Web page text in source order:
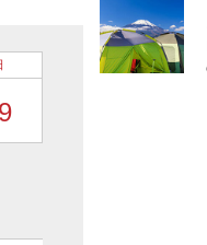
9